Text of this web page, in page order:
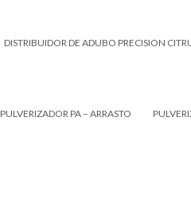
DISTRIBUIDOR DE ADUBO PRECISION
PULVERIZADOR PA – ARRASTO